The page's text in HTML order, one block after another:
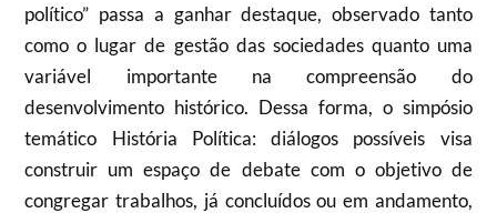
político” passa a ganhar destaque, observado tanto
como o lugar de gestão das sociedades quanto uma
variável importante na compreensão do
desenvolvimento histórico. Dessa forma, o simpósio
temático História Política: diálogos possíveis visa
construir um espaço de debate com o objetivo de
congregar trabalhos, já concluídos ou em andamento,